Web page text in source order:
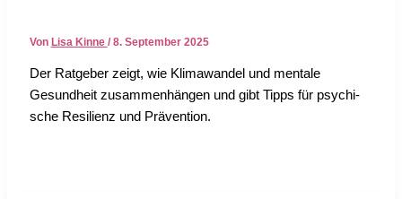
Von Lisa Kinne / 8. September 2025
Der Rat­ge­ber zeigt, wie Kli­ma­wan­del und men­ta­le
Gesund­heit zusam­men­hän­gen und gibt Tipps für psy­chi­
sche Resi­li­enz und Prä­ven­ti­on.